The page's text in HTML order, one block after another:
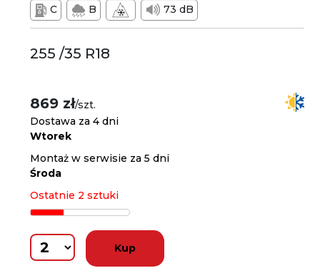
C B 73 dB
255 /35 R18
869 zł/szt.
Dostawa za 4 dni
Wtorek
Montaż w serwisie za 5 dni
Środa
Ostatnie 2 sztuki
Kup